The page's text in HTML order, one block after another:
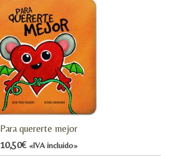
Para quererte mejor
10,50€ «IVA incluido»